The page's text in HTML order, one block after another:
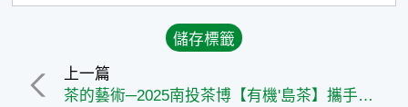
上一篇
茶的藝術─2025南投茶博【有機'島茶】攜手時尚美學重磅登場